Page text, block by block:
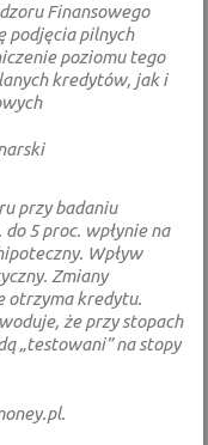
Finansowego
podjęcia pilnych
poziomu tego
kredytów, jak i
przy badaniu
5 proc. wpłynie na
Wpływ
Zmiany
otrzyma kredytu.
że przy stopach
„testowani” na stopy